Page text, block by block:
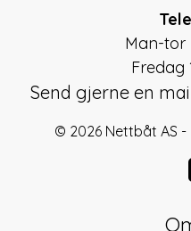
Man-tor
Fredag
Send gjerne en
© 2026 Nettbåt AS -